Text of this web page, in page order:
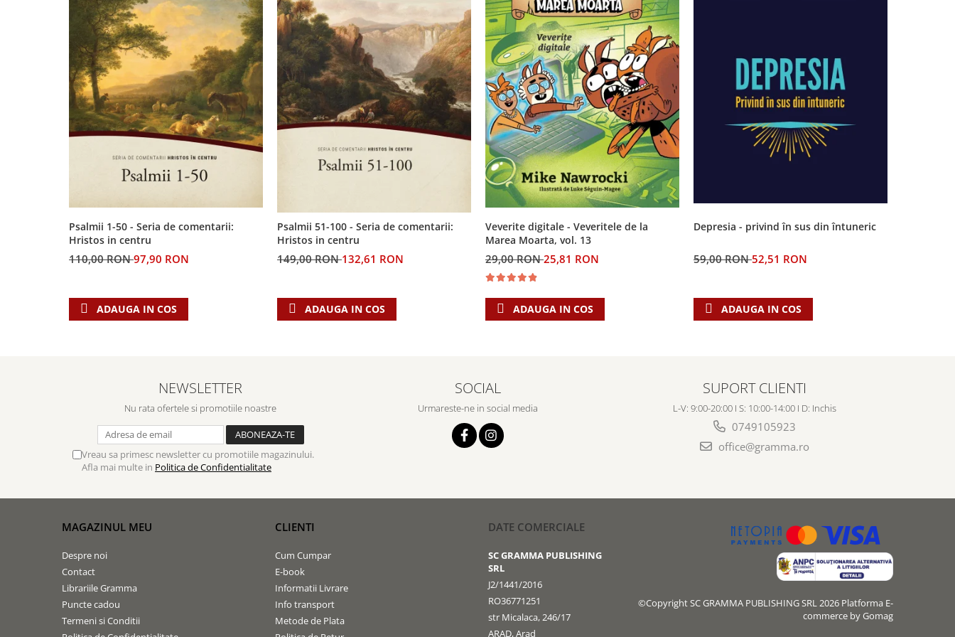
Psalmii 1-50 - Seria de comentarii:
Hristos in centru
110,00 RON97,90 RON
ADAUGA IN COS
Psalmii 51-100 - Seria de comentarii:
Hristos in centru
149,00 RON132,61 RON
ADAUGA IN COS
Veverite digitale - Veveritele de la
Marea Moarta, vol. 13
29,00 RON25,81 RON
ADAUGA IN COS
Depresia - privind în sus din întuneric
59,00 RON52,51 RON
ADAUGA IN COS
NEWSLETTER
Nu rata ofertele si promotiile noastre
Vreau sa primesc newsletter cu promotiile magazinului.
Afla mai multe in Politica de Confidentialitate
SOCIAL
Urmareste-ne in social media
SUPORT CLIENTI
L-V: 9:00-20:00 I S: 10:00-14:00 I D: Inchis
0749105923
office@gramma.ro
MAGAZINUL MEU
Despre noi
Contact
Librariile Gramma
Puncte cadou
Termeni si Conditii
CLIENTI
Cum Cumpar
E-book
Informatii Livrare
Info transport
Metode de Plata
DATE COMERCIALE
SC GRAMMA PUBLISHING
SRL
J2/1441/2016
RO36771251
str Micalaca, 246/17
ARAD, Arad
©Copyright SC GRAMMA PUBLISHING SRL 2026 Platforma E-
commerce by Gomag